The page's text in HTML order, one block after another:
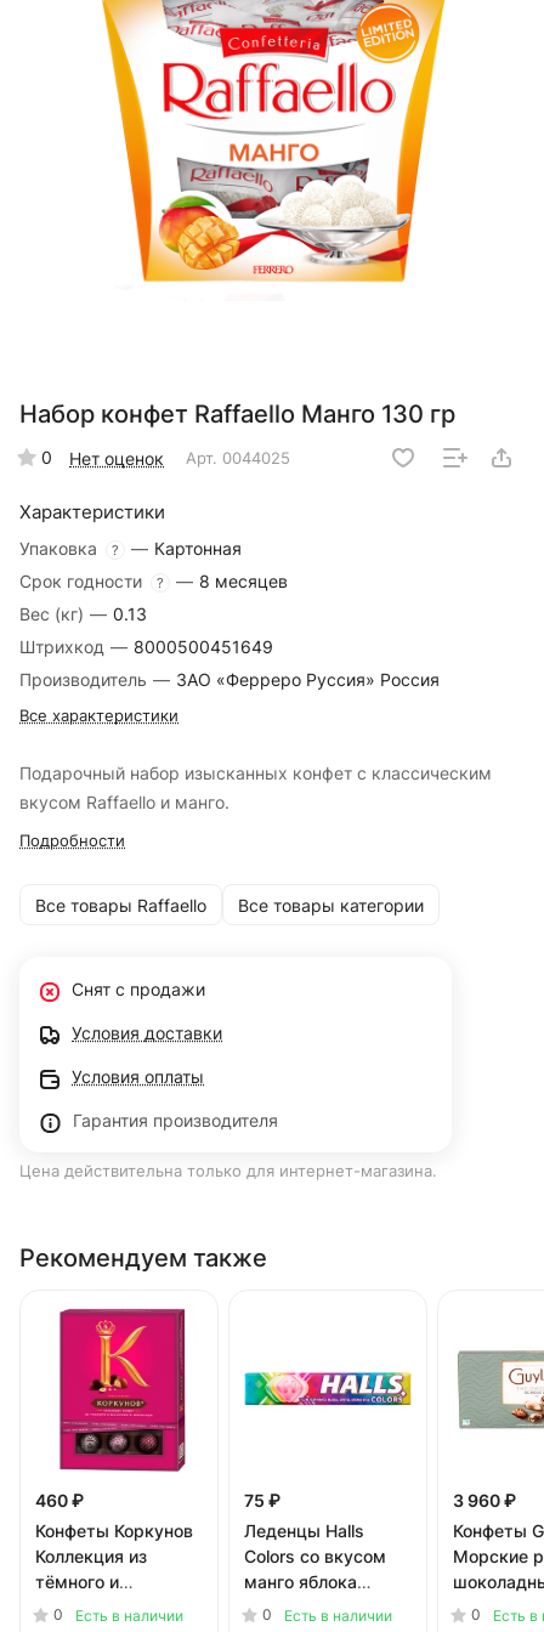
Набор конфет Raffaello Манго 130 гр
0 Нет оценок Арт. 0044025
Характеристики
Упаковка ? — Картонная
Срок годности
? — 8 месяцев
Вес (кг) — 0.13
Штрихкод — 8000500451649
Производитель — ЗАО «Ферреро Руссия» Россия
Все характеристики
Подарочный набор изысканных конфет с классическим
вкусом Raffaello и манго.
Подробности
Все товары Raffaello Все товары категории
Снят с продажи
Условия доставки
Условия оплаты
Гарантия производителя
Цена действительна только для интернет-магазина.
Рекомендуем также
460 ₽
Конфеты Коркунов
Коллекция из
тёмного и
молочного
0
Есть в наличии
75 ₽
Леденцы Halls
Colors со вкусом
манго яблока
арбуза лесных ягод
0
Есть в наличии
3 960 ₽
Конфеты
Морские
0
Есть в